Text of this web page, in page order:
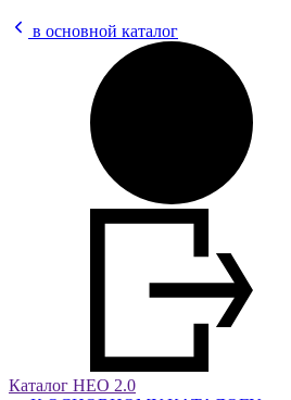
в основной каталог
Каталог НЕО 2.0